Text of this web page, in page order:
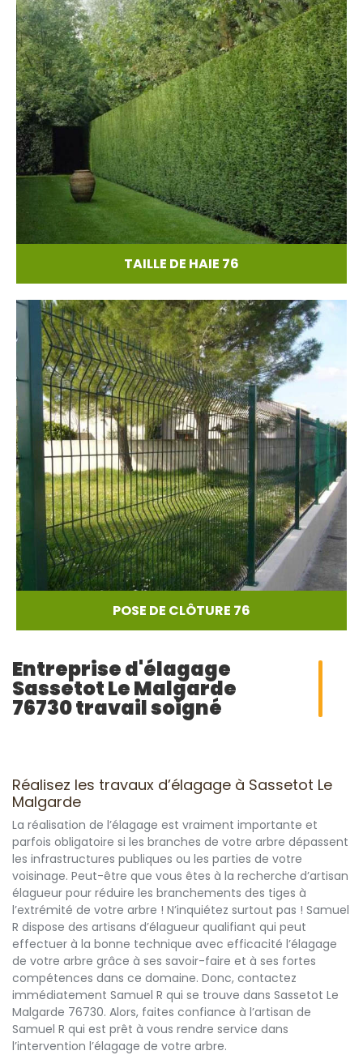
TAILLE DE HAIE 76
POSE DE CLÔTURE 76
Entreprise d'élagage
Sassetot Le Malgarde
76730 travail soigné
Réalisez les travaux d’élagage à Sassetot Le
Malgarde
La réalisation de l’élagage est vraiment importante et
parfois obligatoire si les branches de votre arbre dépassent
les infrastructures publiques ou les parties de votre
voisinage. Peut-être que vous êtes à la recherche d’artisan
élagueur pour réduire les branchements des tiges à
l’extrémité de votre arbre ! N’inquiétez surtout pas ! Samuel
R dispose des artisans d’élagueur qualifiant qui peut
effectuer à la bonne technique avec efficacité l’élagage
de votre arbre grâce à ses savoir-faire et à ses fortes
compétences dans ce domaine. Donc, contactez
immédiatement Samuel R qui se trouve dans Sassetot Le
Malgarde 76730. Alors, faites confiance à l’artisan de
Samuel R qui est prêt à vous rendre service dans
l’intervention l’élagage de votre arbre.